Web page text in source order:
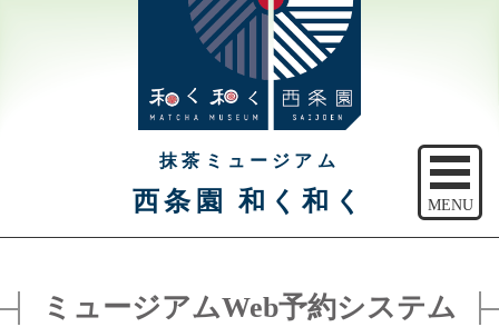
抹茶ミュージアム
西条園 和く和く MENU
ご予約
ミュージアムWeb予約システム